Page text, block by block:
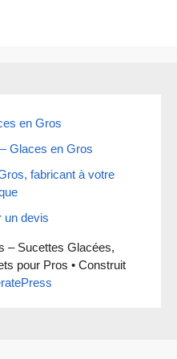
en Gros
Glaces en Gros
fabricant à votre
un devis
– Sucettes Glacées,
pour Pros • Construit